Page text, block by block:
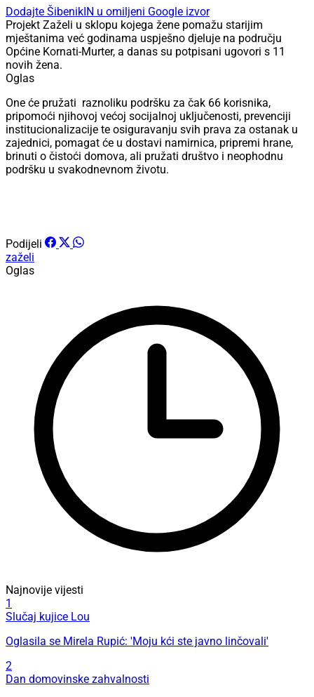
Dodajte ŠibenikIN u omiljeni Google izvor
Projekt Zaželi u sklopu kojega žene pomažu starijim
mještanima već godinama uspješno djeluje na području
Općine Kornati-Murter, a danas su potpisani ugovori s 11
novih žena.
Oglas
One će pružati raznoliku podršku za čak 66 korisnika,
pripomoći njihovoj većoj socijalnoj uključenosti, prevenciji
institucionalizacije te osiguravanju svih prava za ostanak u
zajednici, pomagat će u dostavi namirnica, pripremi hrane,
brinuti o čistoći domova, ali pružati društvo i neophodnu
podršku u svakodnevnom životu.
Podijeli
zaželi
Oglas
Najnovije vijesti
1
Slučaj kujice Lou
Oglasila se Mirela Rupić: 'Moju kći ste javno linčovali'
2
Dan domovinske zahvalnosti